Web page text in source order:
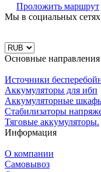
Проложить маршрут
Мы в социальных
Основные направления
Источники
Аккумуляторы для ибп
Аккумуляторные
Стабилизаторы
Тяговые аккумуляторы.
Информация
О компании
Самовывоз